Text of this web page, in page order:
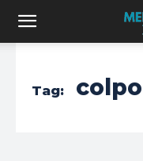
Tag: colpo